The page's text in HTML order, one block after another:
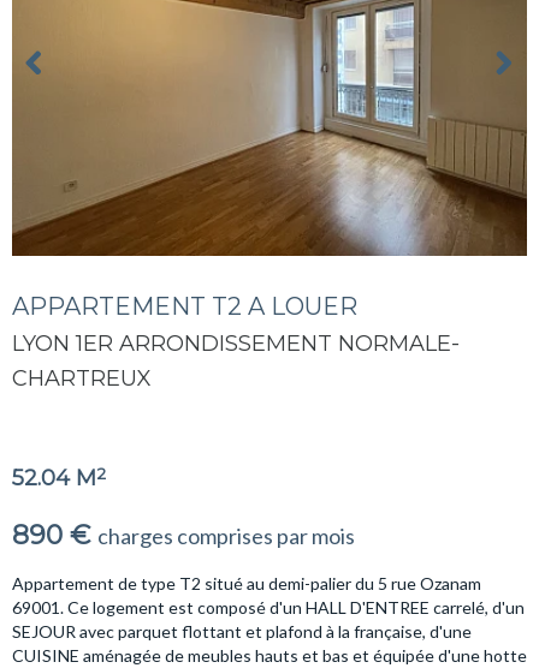
APPARTEMENT T2 A LOUER
LYON 1ER ARRONDISSEMENT NORMALE-
CHARTREUX
52.04 M2
890 € charges comprises par mois
Appartement de type T2 situé au demi-palier du 5 rue Ozanam
69001. Ce logement est composé d'un HALL D'ENTREE carrelé, d'un
SEJOUR avec parquet flottant et plafond à la française, d'une
CUISINE aménagée de meubles hauts et bas et équipée d'une hotte